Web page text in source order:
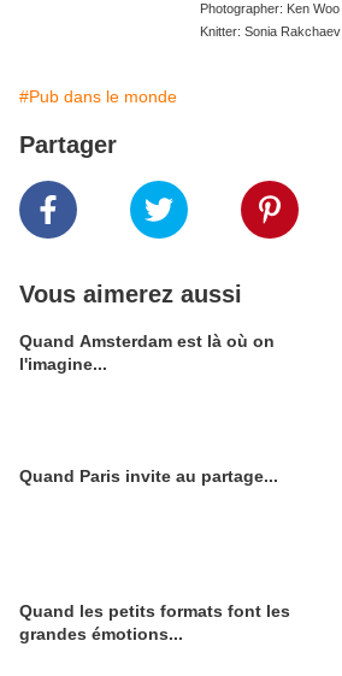
Photographer: Ken Woo
Knitter: Sonia Rakchaev
#Pub dans le monde
Partager
Vous aimerez aussi
Quand Amsterdam est là où on
l'imagine...
Quand Paris invite au partage...
Quand les petits formats font les
grandes émotions...